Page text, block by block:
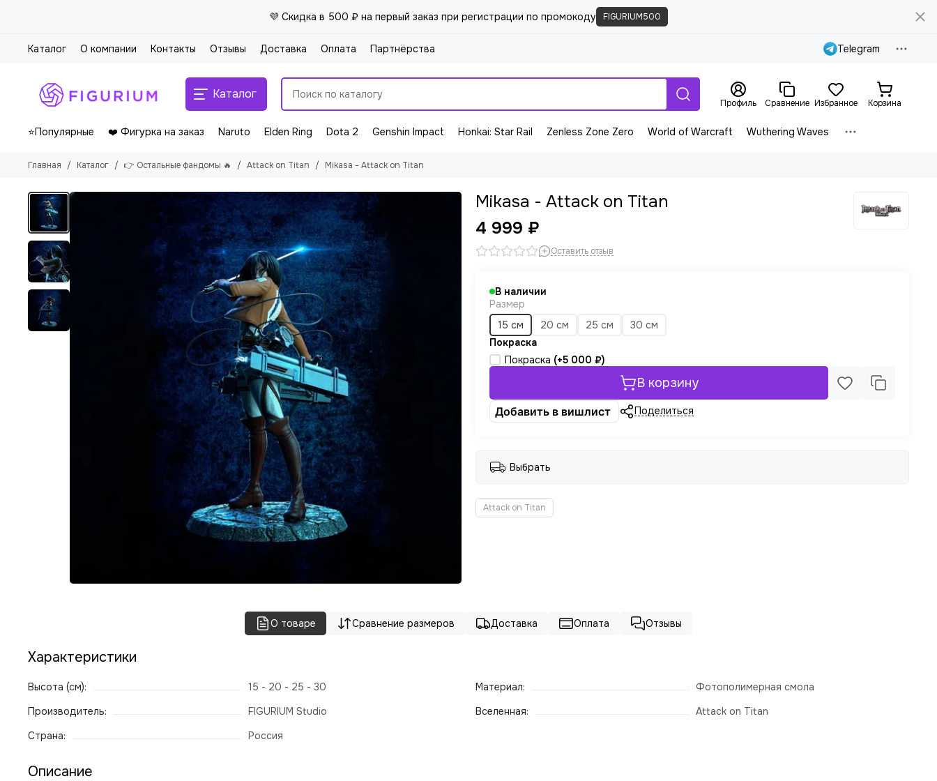
💜 Скидка в 500 ₽ на первый заказ при регистрации по промокоду FIGURIUM500
Каталог О компании Контакты Отзывы Доставка Оплата Партнёрства Telegram
Каталог
Профиль Сравнение Избранное Корзина
⭐Популярные ❤️ Фигурка на заказ Naruto Elden Ring Dota 2 Genshin Impact Honkai: Star Rail Zenless Zone Zero World of Warcraft Wuthering Waves
Главная Каталог 👉 Остальные фандомы 🔥 Attack on Titan Mikasa - Attack on Titan
Mikasa - Attack on Titan
4 999 ₽
Оставить отзыв
В наличии
Размер
15 см
20 см 25 см
30 см
Покраска
Покраска (+5 000 ₽)
В корзину
Добавить в вишлист Поделиться
Выбрать
Attack on Titan
О товаре Сравнение размеров Доставка Оплата Отзывы
Характеристики
Высота (см):
15 - 20 - 25 - 30
Производитель:
FIGURIUM Studio
Страна:
Россия
Материал:
Фотополимерная смола
Вселенная:
Attack on Titan
Описание